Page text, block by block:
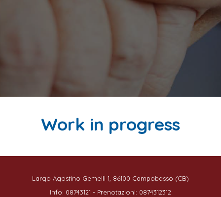
Work in progress
Largo Agostino Gemelli 1, 86100 Campobasso (CB)
Info: 08743121 - Prenotazioni: 0874312312